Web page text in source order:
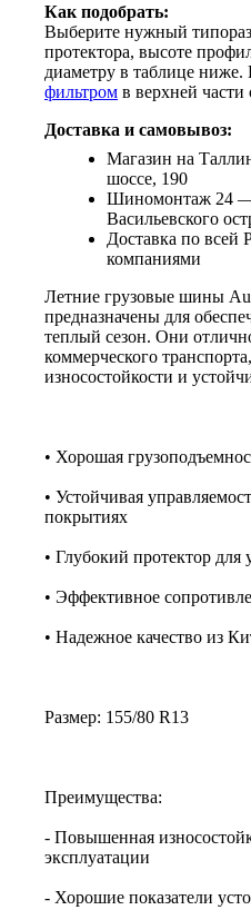
Как подобрать:
Выберите нужный
протектора, высоте
диаметру в таблице ниже.
фильтром в верхней
Доставка и самовывоз:
Магазин на
шоссе, 190
Шиномонтаж 24 —
Васильевского
Доставка по всей
компаниями
Летние грузовые шины
предназначены для
теплый сезон. Они
коммерческого
износостойкости и
• Хорошая
• Устойчивая
покрытиях
• Глубокий протектор
• Эффективное
• Надежное качество из
Размер: 155/80 R13
Преимущества:
- Повышенная
эксплуатации
- Хорошие показатели